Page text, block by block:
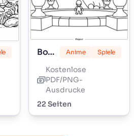
Bowser Anime Spiele
Kostenlose
PDF/PNG-
Ausdrucke
22 Seiten